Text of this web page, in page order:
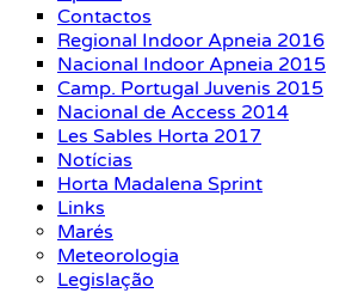
Contactos
Regional Indoor Apneia 2016
Nacional Indoor Apneia 2015
Camp. Portugal Juvenis 2015
Nacional de Access 2014
Les Sables Horta 2017
Notícias
Horta Madalena Sprint
Links
Marés
Meteorologia
Legislação